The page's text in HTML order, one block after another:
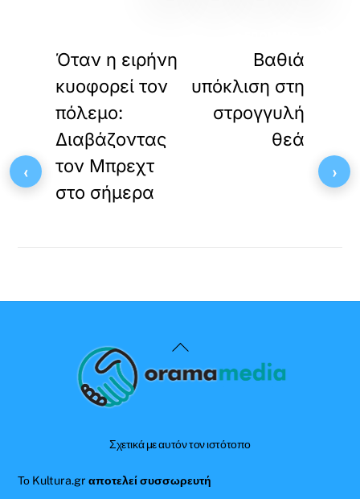
Όταν η ειρήνη
κυοφορεί τον
πόλεμο:
Διαβάζοντας
τον Μπρεχτ
στο σήμερα
Βαθιά
υπόκλιση στη
στρογγυλή
θεά
Back
To
Σχετικά με αυτόν τον ιστότοπο
Το Kultura.grαποτελεί συσσωρευτή
‹ ›